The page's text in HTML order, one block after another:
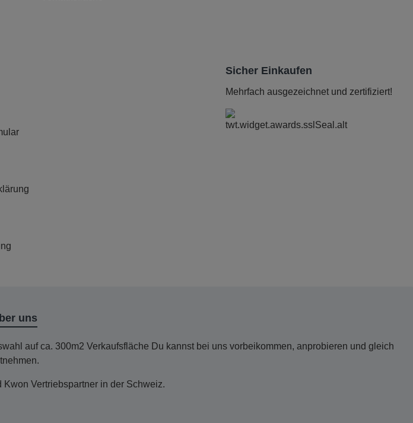
Sicher Einkaufen
Mehrfach ausgezeichnet und zertifiziert!
uns
auf ca. 300m2 Verkaufsfläche Du kannst bei uns vorbeikommen, anprobieren und gleich
Vertriebspartner in der Schweiz.